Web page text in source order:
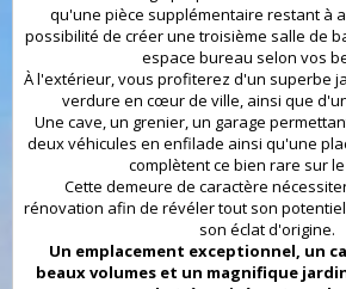
qu'une pièce supplémentaire restant à
possibilité de créer une troisième salle de
espace bureau selon vos
À l'extérieur, vous profiterez d'un superbe
verdure en cœur de ville, ainsi que
Une cave, un grenier, un garage
deux véhicules en enfilade ainsi qu'une
complètent ce bien rare sur
Cette demeure de caractère
rénovation afin de révéler tout son
son éclat d'origine.
Un emplacement exceptionnel, un
beaux volumes et un magnifique